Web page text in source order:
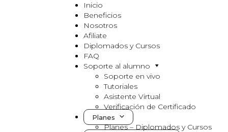
Inicio
Beneficios
Nosotros
Afiliate
Diplomados y Cursos
FAQ
Soporte al alumno
Soporte en vivo
Tutoriales
Asistente Virtual
Verificación de Certificado
Planes
Planes – Diplomados y Cursos